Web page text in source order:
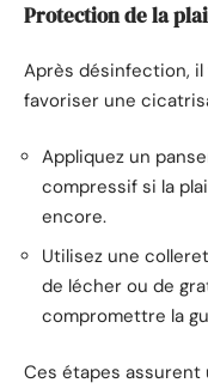
Protection de la
Après désinfection,
favoriser une
Appliquez un
compressif si la
encore.
Utilisez une
de lécher ou de
compromettre la
Ces étapes